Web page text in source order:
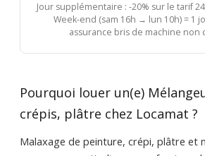
Jour supplémentaire : -20% sur le tarif
Week-end (sam 16h → lun 10h) = 1
assurance bris de machine non
Pourquoi louer un(e)
crépis, plâtre chez Locamat ?
Malaxage de peinture, crépi, plâtre et